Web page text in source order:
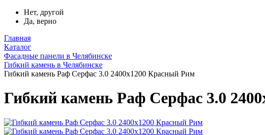
Нет, другой
Да, верно
Главная
Каталог
Фасадные панели в Челябинске
Гибкий камень в Челябинске
Гибкий камень Раф Серфас 3.0 2400x1200 Красный Рим
Гибкий камень Раф Серфас 3.0